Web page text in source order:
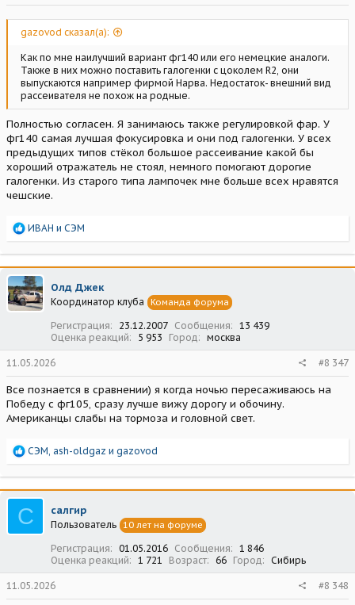
gazovod сказал(а):
Как по мне наилучший вариант фг140 или его немецкие аналоги.
Также в них можно поставить галогенки с цоколем R2, они
выпускаются например фирмой Нарва. Недостаток- внешний вид
рассеивателя не похож на родные.
Полностью согласен. Я занимаюсь также регулировкой фар. У
фг140 самая лучшая фокусировка и они под галогенки. У всех
предыдущих типов стёкол большое рассеивание какой бы
хороший отражатель не стоял, немного помогают дорогие
галогенки. Из старого типа лампочек мне больше всех нравятся
чешские.
Р
а
к
ц
и
и
ИВАН и СЭМ
Олд Джек
Координатор клуба Команда форума
Регистрация 23.12.2007 Сообщения
13 439
Оценка реакций
5 953 Город москва
11.05.2026 #8 347
Все познается в сравнении) я когда ночью пересаживаюсь на
Победу с фг105, сразу лучше вижу дорогу и обочину.
Американцы слабы на тормоза и головной свет.
Р
а
к
ц
и
и
СЭМ, ash-oldgaz и gazovod
С салгир
Пользователь 10 лет на форуме
Регистрация 01.05.2016 Сообщения
1 846
Оценка реакций
1 721 Возраст 66 Город Сибирь
11.05.2026 #8 348